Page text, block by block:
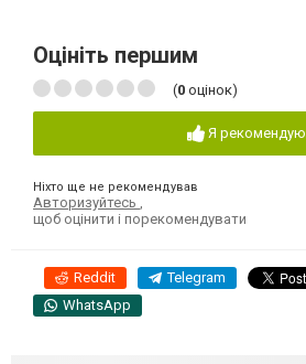
Оцініть першим
(0 оцінок)
Я рекомендую
Ніхто ще не рекомендував
Авторизуйтесь ,
щоб оцінити і порекомендувати
Reddit Telegram
WhatsApp